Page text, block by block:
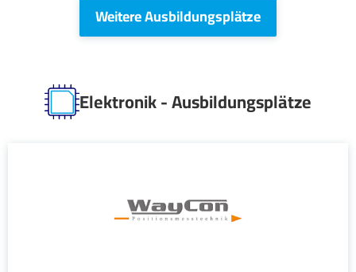
Weitere Ausbildungsplätze
Elektronik - Ausbildungsplätze